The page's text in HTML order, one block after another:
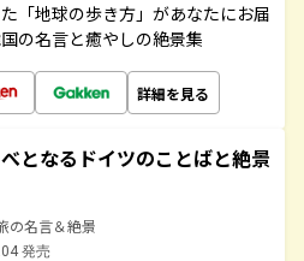
「地球の歩き方」があなたにお届
の名言と癒やしの絶景集
詳細を見る
となるドイツのことばと絶景
の名言＆絶景
発売